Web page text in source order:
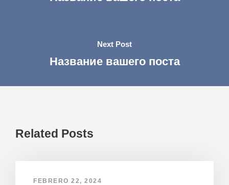
Next Post
Название вашего поста
Related Posts
FEBRERO 22, 2024